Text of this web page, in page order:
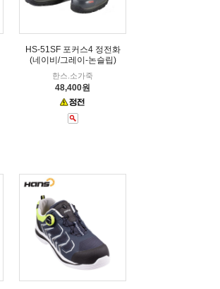
HS-51SF 포커스4 정전화
(네이비/그레이-논슬립)
한스.소가죽
48,400원